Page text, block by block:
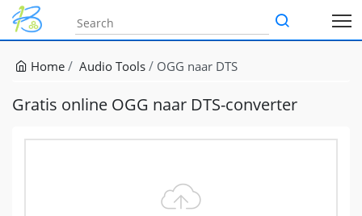
Home Audio Tools OGG naar DTS
Gratis online OGG naar DTS-converter